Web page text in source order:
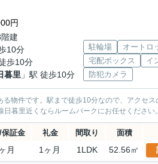
円
建
10分
歩10分
暮里 」駅 徒歩10分
駐輪場 オートロ
宅配ボックス
イ
防犯カメラ
物件です。駅まで徒歩10分なので、アクセ
暮里近くならルームパークにお任せください。
証金 礼金 間取り 面積
月 1ヶ月 1LDK 52.56㎡